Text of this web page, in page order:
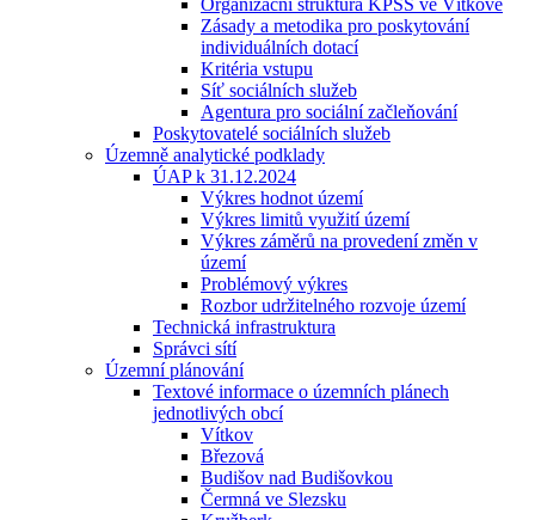
Organizační struktura KPSS ve Vítkově
Zásady a metodika pro poskytování
individuálních dotací
Kritéria vstupu
Síť sociálních služeb
Agentura pro sociální začleňování
Poskytovatelé sociálních služeb
Územně analytické podklady
ÚAP k 31.12.2024
Výkres hodnot území
Výkres limitů využití území
Výkres záměrů na provedení změn v
území
Problémový výkres
Rozbor udržitelného rozvoje území
Technická infrastruktura
Správci sítí
Územní plánování
Textové informace o územních plánech
jednotlivých obcí
Vítkov
Březová
Budišov nad Budišovkou
Čermná ve Slezsku